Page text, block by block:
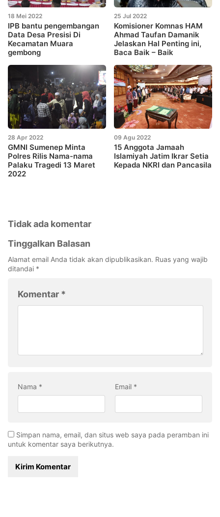
18 Mei 2022
IPB bantu pengembangan
Data Desa Presisi Di
Kecamatan Muara
gembong
25 Jul 2022
Komisioner Komnas HAM
Ahmad Taufan Damanik
Jelaskan Hal Penting ini,
Baca Baik – Baik
28 Apr 2022
GMNI Sumenep Minta
Polres Rilis Nama-nama
Palaku Tragedi 13 Maret
2022
09 Agu 2022
15 Anggota Jamaah
Islamiyah Jatim Ikrar Setia
Kepada NKRI dan Pancasila
Tidak ada komentar
Tinggalkan Balasan
Alamat email Anda tidak akan dipublikasikan. Ruas yang wajib
ditandai *
Komentar *
Nama * Email *
Simpan nama, email, dan situs web saya pada peramban ini
untuk komentar saya berikutnya.